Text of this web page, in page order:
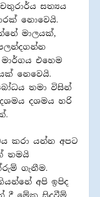
සත්‍යය
නොවෙයි.
මාලයක්,
එහෙම
නෙවෙයි.
තමා විසින්
දශමය හරි
කරා යන්න අපට
තමයි
ගැනීම.
අපි ඉපිද